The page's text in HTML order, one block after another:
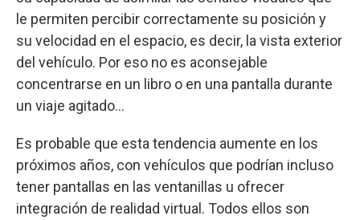
le permiten percibir correctamente su posición y
su velocidad en el espacio, es decir, la vista exterior
del vehículo. Por eso no es aconsejable
concentrarse en un libro o en una pantalla durante
un viaje agitado…
Es probable que esta tendencia aumente en los
próximos años, con vehículos que podrían incluso
tener pantallas en las ventanillas u ofrecer
integración de realidad virtual. Todos ellos son